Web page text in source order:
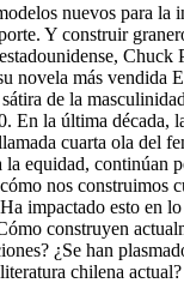
nuevos para la
Y construir
Chuck
novela más vendida
de la
En la última década,
cuarta ola del
equidad, continúan
nos construimos
impactado esto en
construyen
¿Se han
chilena actual?